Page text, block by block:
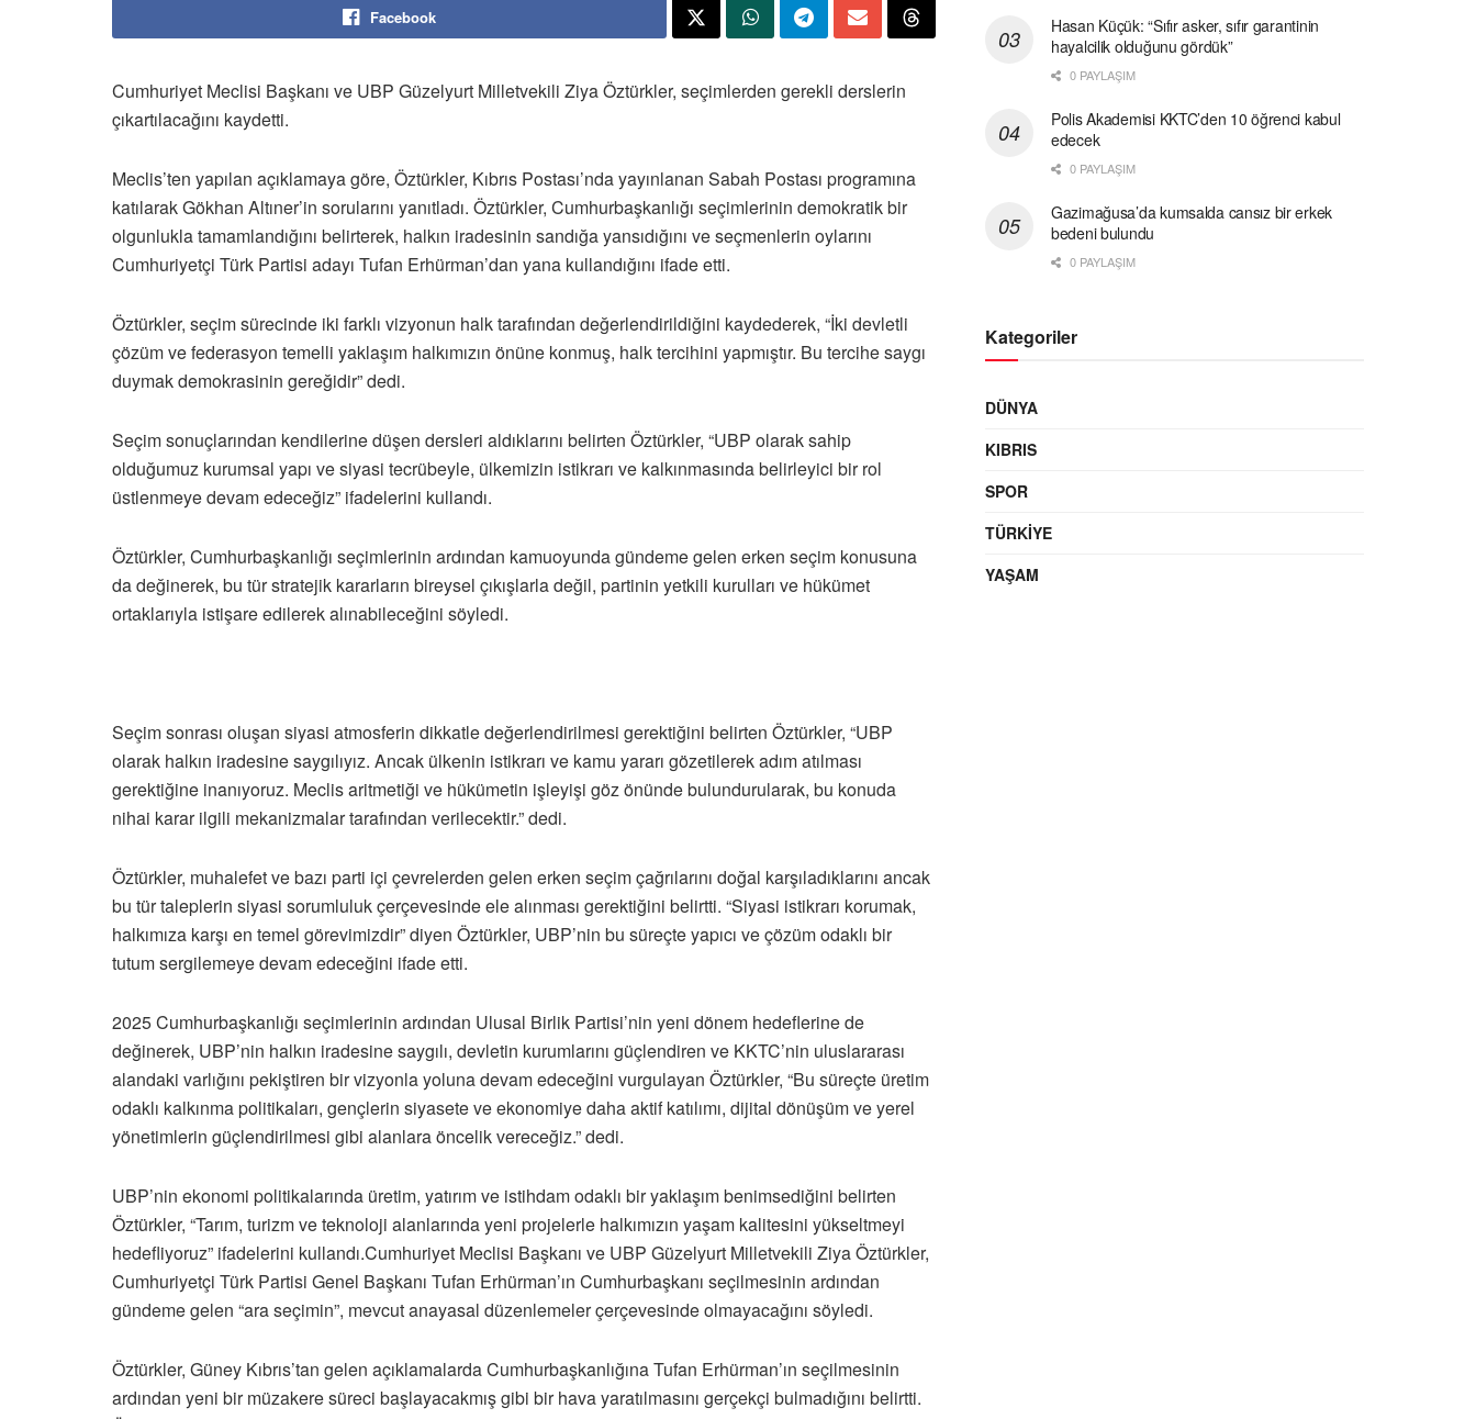
Facebook
Cumhuriyet Meclisi Başkanı ve UBP Güzelyurt Milletvekili Ziya Öztürkler, seçimlerden gerekli derslerin
çıkartılacağını kaydetti.
Meclis’ten yapılan açıklamaya göre, Öztürkler, Kıbrıs Postası’nda yayınlanan Sabah Postası programına
katılarak Gökhan Altıner’in sorularını yanıtladı. Öztürkler, Cumhurbaşkanlığı seçimlerinin demokratik bir
olgunlukla tamamlandığını belirterek, halkın iradesinin sandığa yansıdığını ve seçmenlerin oylarını
Cumhuriyetçi Türk Partisi adayı Tufan Erhürman’dan yana kullandığını ifade etti.
Öztürkler, seçim sürecinde iki farklı vizyonun halk tarafından değerlendirildiğini kaydederek, “İki devletli
çözüm ve federasyon temelli yaklaşım halkımızın önüne konmuş, halk tercihini yapmıştır. Bu tercihe saygı
duymak demokrasinin gereğidir” dedi.
Seçim sonuçlarından kendilerine düşen dersleri aldıklarını belirten Öztürkler, “UBP olarak sahip
olduğumuz kurumsal yapı ve siyasi tecrübeyle, ülkemizin istikrarı ve kalkınmasında belirleyici bir rol
üstlenmeye devam edeceğiz” ifadelerini kullandı.
Öztürkler, Cumhurbaşkanlığı seçimlerinin ardından kamuoyunda gündeme gelen erken seçim konusuna
da değinerek, bu tür stratejik kararların bireysel çıkışlarla değil, partinin yetkili kurulları ve hükümet
ortaklarıyla istişare edilerek alınabileceğini söyledi.
Seçim sonrası oluşan siyasi atmosferin dikkatle değerlendirilmesi gerektiğini belirten Öztürkler, “UBP
olarak halkın iradesine saygılıyız. Ancak ülkenin istikrarı ve kamu yararı gözetilerek adım atılması
gerektiğine inanıyoruz. Meclis aritmetiği ve hükümetin işleyişi göz önünde bulundurularak, bu konuda
nihai karar ilgili mekanizmalar tarafından verilecektir.” dedi.
Öztürkler, muhalefet ve bazı parti içi çevrelerden gelen erken seçim çağrılarını doğal karşıladıklarını ancak
bu tür taleplerin siyasi sorumluluk çerçevesinde ele alınması gerektiğini belirtti. “Siyasi istikrarı korumak,
halkımıza karşı en temel görevimizdir” diyen Öztürkler, UBP’nin bu süreçte yapıcı ve çözüm odaklı bir
tutum sergilemeye devam edeceğini ifade etti.
2025 Cumhurbaşkanlığı seçimlerinin ardından Ulusal Birlik Partisi’nin yeni dönem hedeflerine de
değinerek, UBP’nin halkın iradesine saygılı, devletin kurumlarını güçlendiren ve KKTC’nin uluslararası
alandaki varlığını pekiştiren bir vizyonla yoluna devam edeceğini vurgulayan Öztürkler, “Bu süreçte üretim
odaklı kalkınma politikaları, gençlerin siyasete ve ekonomiye daha aktif katılımı, dijital dönüşüm ve yerel
yönetimlerin güçlendirilmesi gibi alanlara öncelik vereceğiz.” dedi.
UBP’nin ekonomi politikalarında üretim, yatırım ve istihdam odaklı bir yaklaşım benimsediğini belirten
Öztürkler, “Tarım, turizm ve teknoloji alanlarında yeni projelerle halkımızın yaşam kalitesini yükseltmeyi
hedefliyoruz” ifadelerini kullandı.Cumhuriyet Meclisi Başkanı ve UBP Güzelyurt Milletvekili Ziya Öztürkler,
Cumhuriyetçi Türk Partisi Genel Başkanı Tufan Erhürman’ın Cumhurbaşkanı seçilmesinin ardından
gündeme gelen “ara seçimin”, mevcut anayasal düzenlemeler çerçevesinde olmayacağını söyledi.
Öztürkler, Güney Kıbrıs’tan gelen açıklamalarda Cumhurbaşkanlığına Tufan Erhürman’ın seçilmesinin
ardından yeni bir müzakere süreci başlayacakmış gibi bir hava yaratılmasını gerçekçi bulmadığını belirtti.
Hasan Küçük: “Sıfır asker, sıfır garantinin
hayalcilik olduğunu gördük”
0 PAYLAŞIM
Polis Akademisi KKTC’den 10 öğrenci kabul
edecek
0 PAYLAŞIM
Gazimağusa’da kumsalda cansız bir erkek
bedeni bulundu
0 PAYLAŞIM
Kategoriler
DÜNYA
KIBRIS
SPOR
TÜRKIYE
YAŞAM